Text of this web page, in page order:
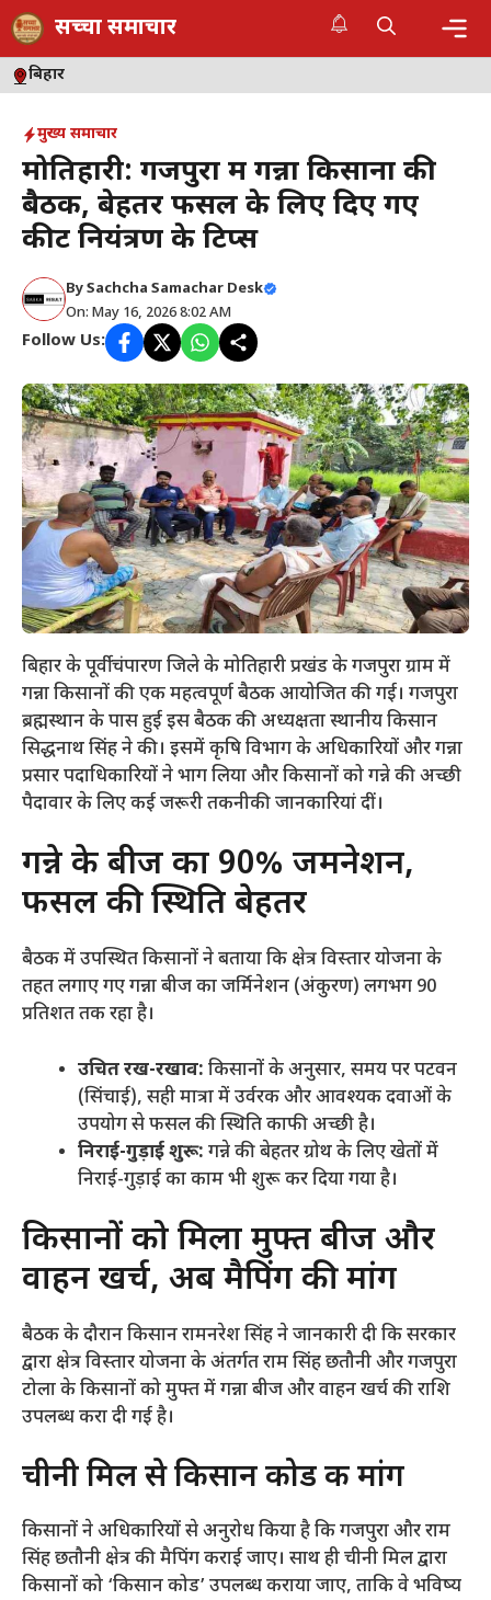
Skip
to
content
सच्चा समाचार
बिहार
मुख्य समाचार
मोतिहारी: गजपुरा में गन्ना किसानों की
बैठक, बेहतर फसल के लिए दिए गए
कीट नियंत्रण के टिप्स
BySachcha Samachar Desk
On: May 16, 2026 8:02 AM
Follow Us:
बिहार के पूर्वी चंपारण जिले के मोतिहारी प्रखंड के गजपुरा ग्राम में
गन्ना किसानों की एक महत्वपूर्ण बैठक आयोजित की गई। गजपुरा
ब्रह्मस्थान के पास हुई इस बैठक की अध्यक्षता स्थानीय किसान
सिद्धनाथ सिंह ने की। इसमें कृषि विभाग के अधिकारियों और गन्ना
प्रसार पदाधिकारियों ने भाग लिया और किसानों को गन्ने की अच्छी
पैदावार के लिए कई जरूरी तकनीकी जानकारियां दीं।
​गन्ने के बीज का 90% जर्मिनेशन,
फसल की स्थिति बेहतर
​बैठक में उपस्थित किसानों ने बताया कि क्षेत्र विस्तार योजना के
तहत लगाए गए गन्ना बीज का जर्मिनेशन (अंकुरण) लगभग 90
प्रतिशत तक रहा है।
उचित रख-रखाव: किसानों के अनुसार, समय पर पटवन
(सिंचाई), सही मात्रा में उर्वरक और आवश्यक दवाओं के
उपयोग से फसल की स्थिति काफी अच्छी है।
निराई-गुड़ाई शुरू: गन्ने की बेहतर ग्रोथ के लिए खेतों में
निराई-गुड़ाई का काम भी शुरू कर दिया गया है।
​किसानों को मिला मुफ्त बीज और
वाहन खर्च, अब मैपिंग की मांग
​बैठक के दौरान किसान रामनरेश सिंह ने जानकारी दी कि सरकार
द्वारा क्षेत्र विस्तार योजना के अंतर्गत राम सिंह छतौनी और गजपुरा
टोला के किसानों को मुफ्त में गन्ना बीज और वाहन खर्च की राशि
उपलब्ध करा दी गई है।
​चीनी मिल से किसान कोड की मांग
​किसानों ने अधिकारियों से अनुरोध किया है कि गजपुरा और राम
सिंह छतौनी क्षेत्र की मैपिंग कराई जाए। साथ ही चीनी मिल द्वारा
किसानों को ‘किसान कोड’ उपलब्ध कराया जाए, ताकि वे भविष्य